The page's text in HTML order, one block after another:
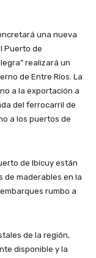
una nueva
Puerto de
realizará un
de Entre Ríos. La
a la exportación a
del ferrocarril de
a los puertos de
de Ibicuy están
de maderables en la
rumbo a
de la región,
disponible y la